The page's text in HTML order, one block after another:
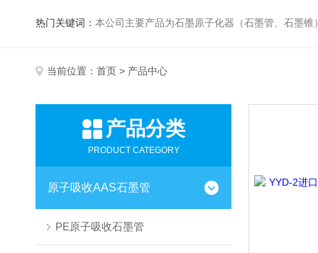
热门关键词： 本公司主要产品为石墨原子化器（石墨管、石墨锥）、元素空心阴极灯、氘灯、空心
当前位置： 首页 > 产品中心
产品分类
PRODUCT CATEGORY
原子吸收AAS石墨管
PE原子吸收石墨管